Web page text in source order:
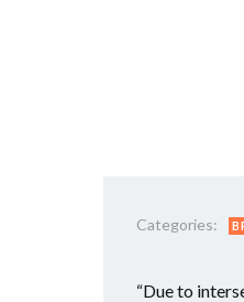
Categories:
“Due to